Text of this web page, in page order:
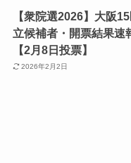
【衆院選2026】大阪
立候補者・開票結果速
【2月8日投票】
2026年2月2日